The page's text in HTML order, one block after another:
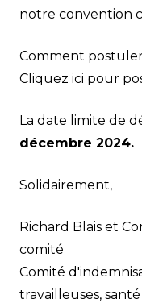
notre convention
Comment
Cliquez ici pour
La date limite de
décembre 2024.
Solidairement,
Richard Blais et
comité
Comité
travailleuses,